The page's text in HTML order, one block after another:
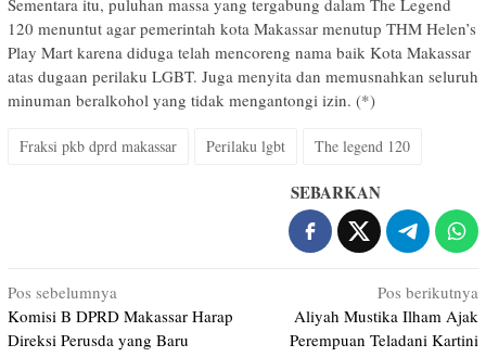
Sementara itu, puluhan massa yang tergabung dalam The Legend
120 menuntut agar pemerintah kota Makassar menutup THM Helen’s
Play Mart karena diduga telah mencoreng nama baik Kota Makassar
atas dugaan perilaku LGBT. Juga menyita dan memusnahkan seluruh
minuman beralkohol yang tidak mengantongi izin. (*)
Fraksi pkb dprd makassar Perilaku lgbt The legend 120
SEBARKAN
Navigasi
pos
Pos sebelumnya
Komisi B DPRD Makassar Harap
Direksi Perusda yang Baru
Pos berikutnya
Aliyah Mustika Ilham Ajak
Perempuan Teladani Kartini